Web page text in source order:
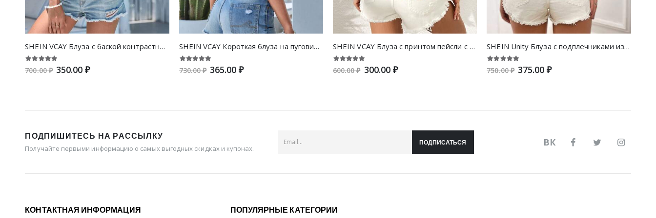
SHEIN VCAY Блуза с баской контрастный сетчатый с вышивкой с узлом сзади
700.00 ₽ 350.00 ₽
SHEIN VCAY Короткая блуза на пуговицах с узлом
730.00 ₽ 365.00 ₽
SHEIN VCAY Блуза с принтом пейсли с воротником-бантом
600.00 ₽ 300.00 ₽
SHEIN Unity Блуза с подплечниками из атласа
750.00 ₽ 375.00 ₽
ПОДПИШИТЕСЬ НА РАССЫЛКУ
Получайте первыми информацию о самых выгодных скидках и купонах.
ПОДПИСАТЬСЯ ВК
КОНТАКТНАЯ ИНФОРМАЦИЯ ПОПУЛЯРНЫЕ КАТЕГОРИИ